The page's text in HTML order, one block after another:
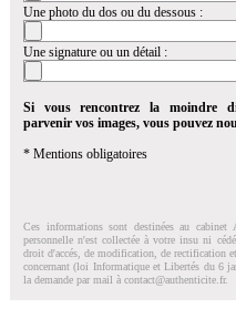
Une photo du dos ou du dessous :
Une signature ou un détail :
Si vous rencontrez la moindre
parvenir vos images, vous pouvez
* Mentions obligatoires
Ces informations sont destinées au cabinet
personnelle n'est collectée à votre insu ni
droit d'accés, de modification, de rectification
concernant (loi Informatique et Libertés du 6
la demande par mail à contact@authenticite.fr.